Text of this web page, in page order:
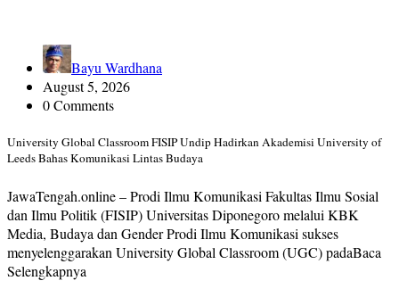
Bayu Wardhana
August 5, 2026
0 Comments
University Global Classroom FISIP Undip Hadirkan Akademisi University of
Leeds Bahas Komunikasi Lintas Budaya
JawaTengah.online – Prodi Ilmu Komunikasi Fakultas Ilmu Sosial
dan Ilmu Politik (FISIP) Universitas Diponegoro melalui KBK
Media, Budaya dan Gender Prodi Ilmu Komunikasi sukses
menyelenggarakan University Global Classroom (UGC) padaBaca
Selengkapnya